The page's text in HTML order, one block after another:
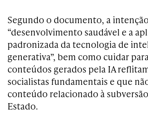
Segundo o documento, a
“desenvolvimento saudável e a
padronizada da tecnologia de
generativa”, bem como cuidar
conteúdos gerados pela IA
socialistas fundamentais e que
conteúdo relacionado à
Estado.